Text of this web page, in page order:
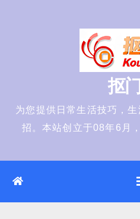
抠
为您提供日常生活技巧，
招。本站创立于08年6月